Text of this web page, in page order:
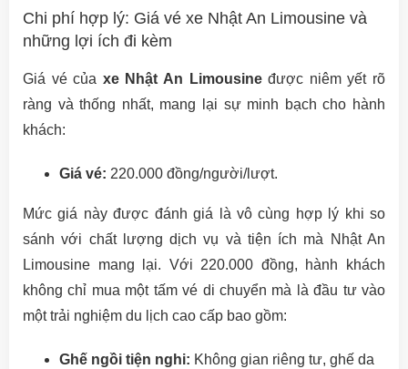
Chi phí hợp lý: Giá vé xe Nhật An Limousine và
những lợi ích đi kèm
Giá vé của xe Nhật An Limousineđược niêm yết rõ
ràng và thống nhất, mang lại sự minh bạch cho hành
khách:
Giá vé: 220.000 đồng/người/lượt.
Mức giá này được đánh giá là vô cùng hợp lý khi so
sánh với chất lượng dịch vụ và tiện ích mà Nhật An
Limousine mang lại. Với 220.000 đồng, hành khách
không chỉ mua một tấm vé di chuyển mà là đầu tư vào
một trải nghiệm du lịch cao cấp bao gồm:
Ghế ngồi tiện nghi: Không gian riêng tư, ghế da